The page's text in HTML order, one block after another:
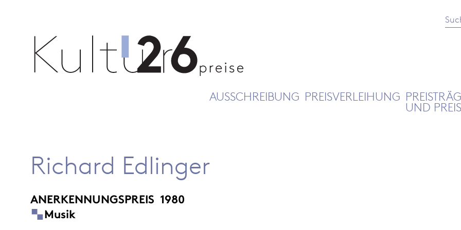
AUSSCHREIBUNG PREISVERLEIHUNG
UND
Richard Edlinger
ANERKENNUNGSPREIS 1980
Musik